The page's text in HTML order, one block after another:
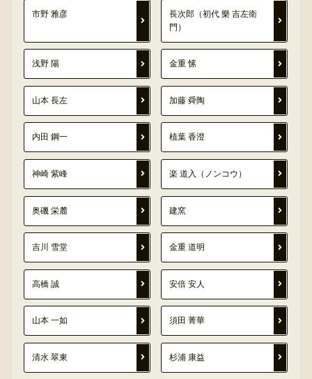
市野 雅彦
長次郎（初代 樂 吉左衛
門）
浅野 陽 金重 愫
山本 長左 加藤 舜陶
内田 鋼一 植葉 香澄
神崎 紫峰 楽 道入（ノンコウ）
奥磯 栄麓 建窯
吉川 雪堂 金重 道明
高橋 誠 安倍 安人
山本 一如 須田 菁華
清水 翠東 杉浦 康益